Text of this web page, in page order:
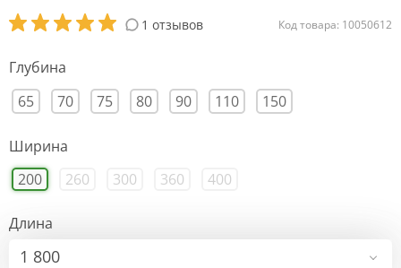
1 отзывов Код товара: 10050612
Глубина
65
70 75 80 90 110 150
Ширина
200
260 300 360 400
Длина
1 800